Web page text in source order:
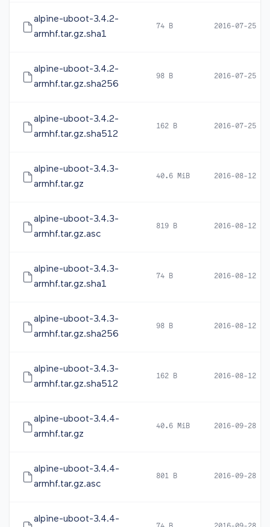
alpine-uboot-3.4.2-
armhf.tar.gz.sha1
74 B 2016-07-25
alpine-uboot-3.4.2-
armhf.tar.gz.sha256
98 B 2016-07-25
alpine-uboot-3.4.2-
armhf.tar.gz.sha512
162 B 2016-07-25
alpine-uboot-3.4.3-
armhf.tar.gz
40.6 MiB 2016-08-12
alpine-uboot-3.4.3-
armhf.tar.gz.asc
819 B 2016-08-12
alpine-uboot-3.4.3-
armhf.tar.gz.sha1
74 B 2016-08-12
alpine-uboot-3.4.3-
armhf.tar.gz.sha256
98 B 2016-08-12
alpine-uboot-3.4.3-
armhf.tar.gz.sha512
162 B 2016-08-12
alpine-uboot-3.4.4-
armhf.tar.gz
40.6 MiB 2016-09-28
alpine-uboot-3.4.4-
armhf.tar.gz.asc
801 B 2016-09-28
alpine-uboot-3.4.4-